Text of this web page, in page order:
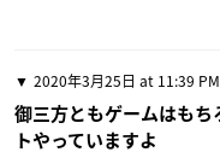
2020年3月25日 at 11:39 PM
御三方ともゲームはもち
トやっていますよ